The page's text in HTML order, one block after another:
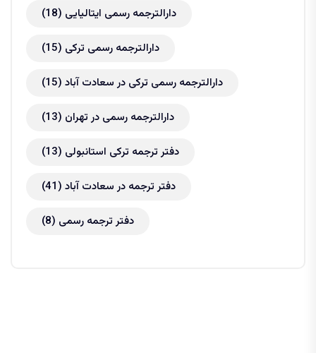
دارالترجمه رسمی ایتالیایی (18)
دارالترجمه رسمی ترکی (15)
دارالترجمه رسمی ترکی در سعادت آباد (15)
دارالترجمه رسمی در تهران (13)
دفتر ترجمه ترکی استانبولی (13)
دفتر ترجمه در سعادت آباد (41)
دفتر ترجمه رسمی (8)